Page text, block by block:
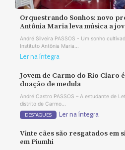
Orquestrando Sonhos: novo
Antônia Maria leva música a
André Silveira PASSOS - Um sonho
Instituto Antônia Maria...
Ler na íntegra
Jovem de Carmo do Rio Claro
doação de medula
André Castro PASSOS – A estudante de
distrito de Carmo...
DESTAQUES Ler na íntegra
Vinte cães são resgatados em
em Piumhi